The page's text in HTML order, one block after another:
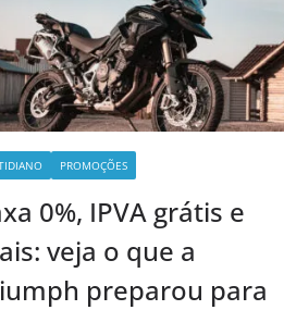
PROMOÇÕES
0%, IPVA grátis e
veja o que a
preparou para